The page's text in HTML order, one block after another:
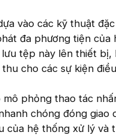
vào các kỹ thuật
đa phương tiện của
lưu tệp này lên thiết
cho các sự kiện
mô phỏng thao tác
chóng đóng giao
của hệ thống xử lý và